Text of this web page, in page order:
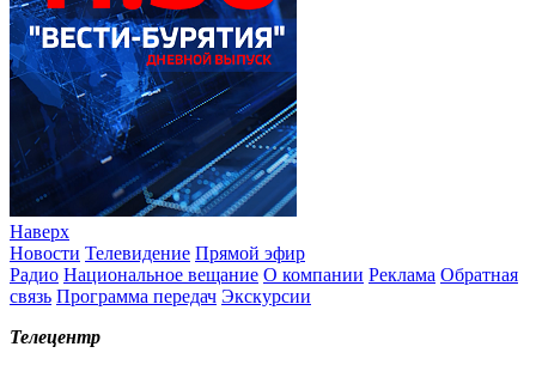
Наверх
Новости Телевидение Прямой эфир
Радио Национальное вещание О компании Реклама Обратная
связь Программа передач Экскурсии
Телецентр